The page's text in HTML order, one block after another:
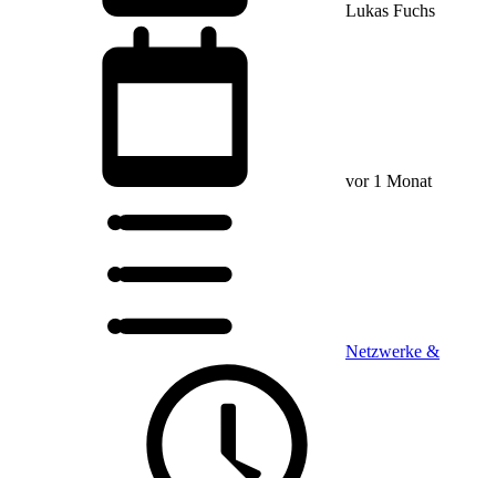
Lukas Fuchs
vor 1 Monat
Netzwerke &